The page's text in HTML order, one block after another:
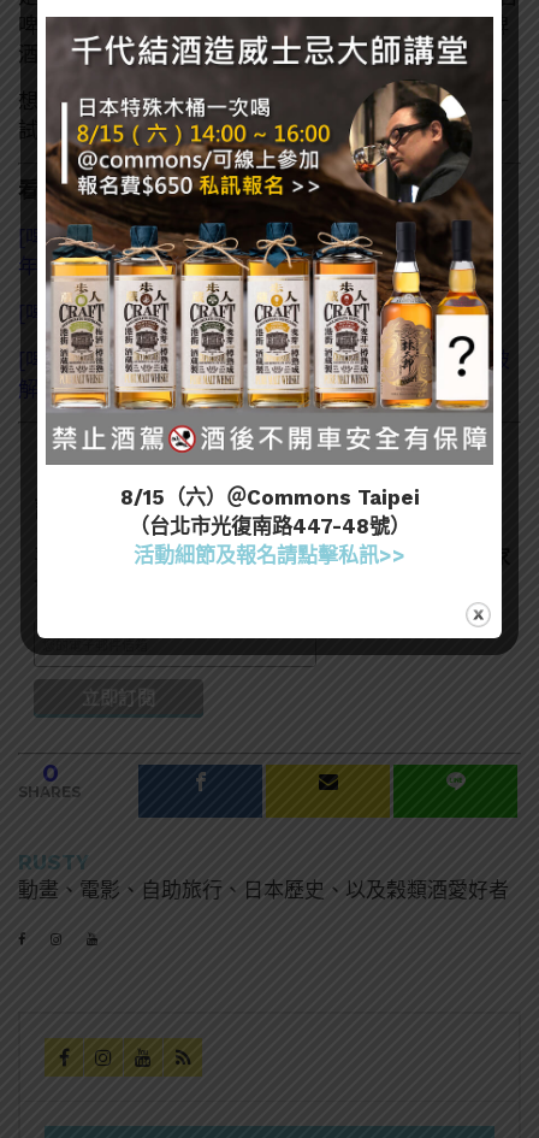
啤的價格要貴了不少，但這明明就是日本製造的進口啤
酒，以價格來說不算貴。
想喝喝看「日本製造」的台啤嗎？小編覺得相當值得一
試！
看了這篇的人也看了：
[啤酒知識] 全球最古老 10 間啤酒館：細數那些營運千
年的傳奇酒館
[啤酒知識]天使環 Angel Ring：高品質啤酒象徵
[啤酒知識] 生啤酒比較好喝？什麼是生啤酒與迷思大破
解！
訂閱一飲樂酒誌電子報
喜歡我們的內容嗎？在此訂閱電子報，掌握最新酒聞和獨家
0
SHARES
RUSTY
動畫、電影、自助旅行、日本歷史、以及穀類酒愛好者
8/15（六）＠Commons Taipei
（台北市光復南路447-48號）
活動細節及報名請點擊私訊>>